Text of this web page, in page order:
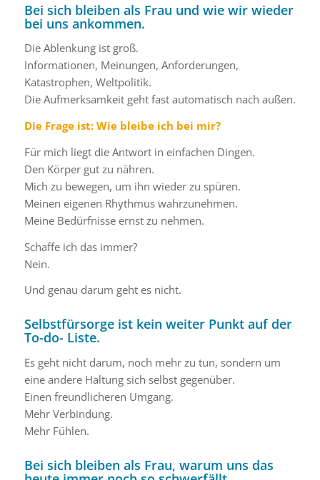
Bei sich bleiben als Frau und wie wir wieder
bei uns ankommen.
Die Ablenkung ist groß.
Informationen, Meinungen, Anforderungen,
Katastrophen, Weltpolitik.
Die Aufmerksamkeit geht fast automatisch nach außen.
Die Frage ist: Wie bleibe ich bei mir?
Für mich liegt die Antwort in einfachen Dingen.
Den Körper gut zu nähren.
Mich zu bewegen, um ihn wieder zu spüren.
Meinen eigenen Rhythmus wahrzunehmen.
Meine Bedürfnisse ernst zu nehmen.
Schaffe ich das immer?
Nein.
Und genau darum geht es nicht.
Selbstfürsorge ist kein weiter Punkt auf der
To-do- Liste.
Es geht nicht darum, noch mehr zu tun, sondern um
eine andere Haltung sich selbst gegenüber.
Einen freundlicheren Umgang.
Mehr Verbindung.
Mehr Fühlen.
Bei sich bleiben als Frau, warum uns das